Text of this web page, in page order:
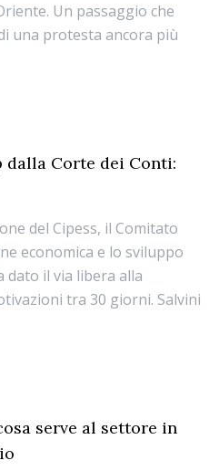
Un passaggio che
una protesta ancora più
Corte dei Conti:
del Cipess, il Comitato
economica e lo sviluppo
dato il via libera alla
tra 30 giorni. Salvini
serve al settore in